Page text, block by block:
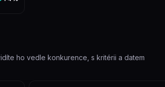
ho vedle konkurence, s kritérii a datem